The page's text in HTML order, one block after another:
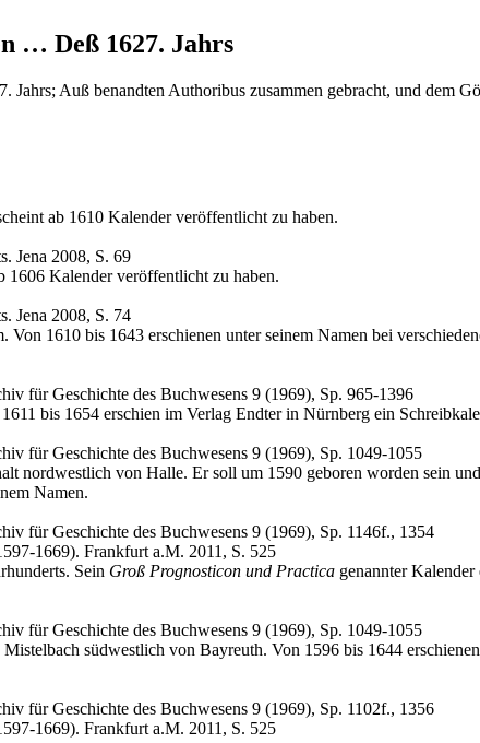
… Deß 1627. Jahrs
Auß benandten Authoribus zusammen gebracht, und dem
ab 1610 Kalender veröffentlicht zu haben.
Jena 2008, S. 69
1606 Kalender veröffentlicht zu haben.
Jena 2008, S. 74
1610 bis 1643 erschienen unter seinem Namen bei
für Geschichte des Buchwesens 9 (1969), Sp. 965-1396
bis 1654 erschien im Verlag Endter in Nürnberg ein
für Geschichte des Buchwesens 9 (1969), Sp. 1049-1055
nordwestlich von Halle. Er soll um 1590 geboren worden sein
Namen.
für Geschichte des Buchwesens 9 (1969), Sp. 1146f., 1354
1669). Frankfurt a.M. 2011, S. 525
Sein Groß Prognosticon und Practica genannter
für Geschichte des Buchwesens 9 (1969), Sp. 1049-1055
südwestlich von Bayreuth. Von 1596 bis 1644
für Geschichte des Buchwesens 9 (1969), Sp. 1102f., 1356
1669). Frankfurt a.M. 2011, S. 525